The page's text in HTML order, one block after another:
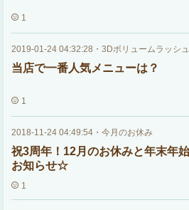
1
2019-01-24 04:32:28 ・ 3Dボリュームラッシュ
当店で一番人気メニューは？
1
2018-11-24 04:49:54 ・ 今月のお休み
祝3周年！12月のお休みと年末年
お知らせ☆
1